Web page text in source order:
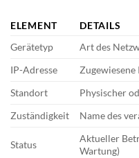
ELEMENT
DETAILS
Gerätetyp
Art des
IP-Adresse
Zugewiesene
Standort
Physischer
Zuständigkeit
Name des
Status
Aktueller
Wartung)